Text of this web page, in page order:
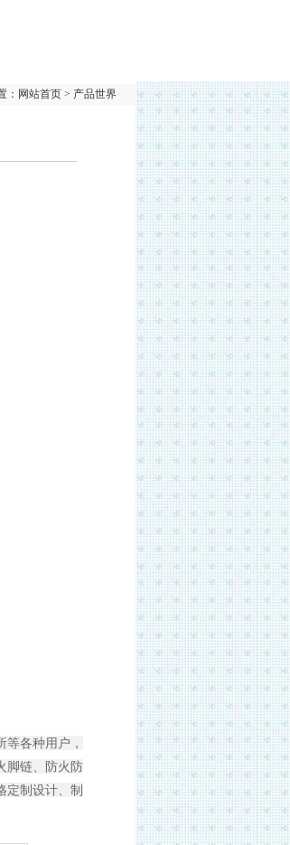
：网站首页 > 产品世界
各种用户，
脚链、防火防
定制设计、制